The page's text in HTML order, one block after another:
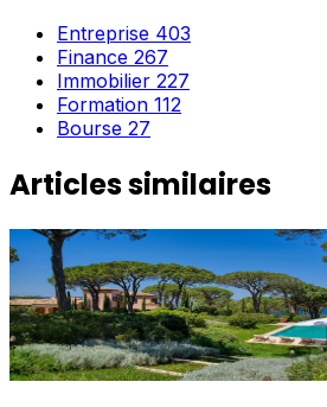
Entreprise 403
Finance 267
Immobilier 227
Formation 112
Bourse 27
Articles similaires